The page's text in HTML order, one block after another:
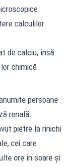
calculilor
de calciu, însă
chimică.
persoane
renală.
pietre la rinichi
cei care
ore în soare și